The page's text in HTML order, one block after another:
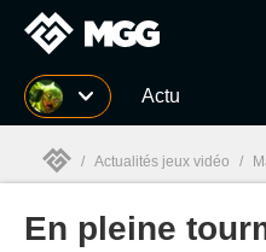
MGG Actu
MGG
/ Actualités jeux vidéo /
En pleine